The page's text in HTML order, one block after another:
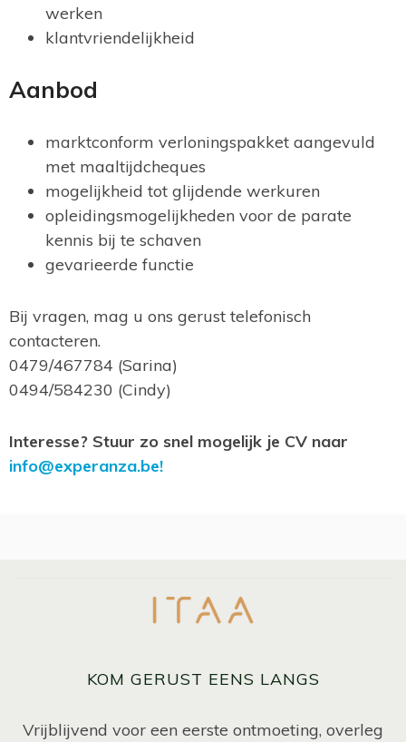
werken
klantvriendelijkheid
Aanbod
marktconform verloningspakket aangevuld
met maaltijdcheques
mogelijkheid tot glijdende werkuren
opleidingsmogelijkheden voor de parate
kennis bij te schaven
gevarieerde functie
Bij vragen, mag u ons gerust telefonisch
contacteren.
0479/467784 (Sarina)
0494/584230 (Cindy)
Interesse? Stuur zo snel mogelijk je CV naar
info@experanza.be!
KOM GERUST EENS LANGS
Vrijblijvend voor een eerste ontmoeting, overleg